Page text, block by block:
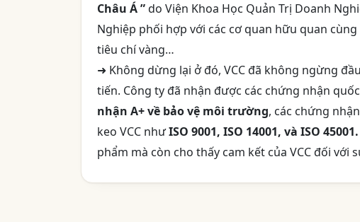
Châu Á ”do Viện Khoa Học Quản Trị Doanh
Nghiệp phối hợp với các cơ quan hữu quan
tiêu chí vàng…
➜ Không dừng lại ở đó, VCC đã không ngừng
tiến. Công ty đã nhận được các chứng nhận
nhận A+ về bảo vệ môi trường, các chứng
keo VCC nhưISO 9001, ISO 14001, và ISO 45001.
phẩm mà còn cho thấy cam kết của VCC đối